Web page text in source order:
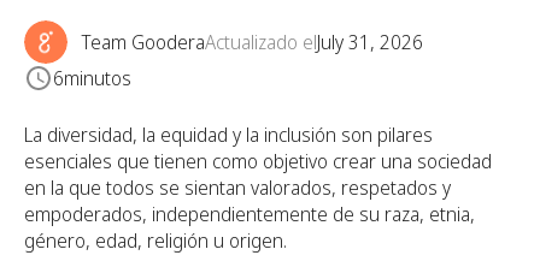
Team GooderaActualizado elJuly 31, 2026
6minutos
La diversidad, la equidad y la inclusión son pilares
esenciales que tienen como objetivo crear una sociedad
en la que todos se sientan valorados, respetados y
empoderados, independientemente de su raza, etnia,
género, edad, religión u origen.